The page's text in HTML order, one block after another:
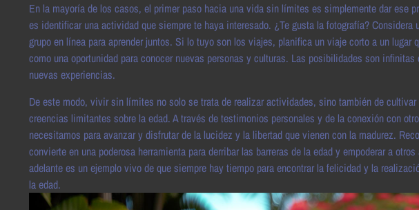
En la mayoría de los casos, el primer paso hacia una vida sin límites es simplemente dar ese
es identificar una actividad que siempre te haya interesado. ¿Te gusta la fotografía? Considera
grupo en línea para aprender juntos. Si lo tuyo son los viajes, planifica un viaje corto a un lugar
como una oportunidad para conocer nuevas personas y culturas. Las posibilidades son
nuevas experiencias.
De este modo, vivir sin límites no solo se trata de realizar actividades, sino también de
creencias limitantes sobre la edad. A través de testimonios personales y de la conexión con
necesitamos para avanzar y disfrutar de la lucidez y la libertad que vienen con la madurez.
convierte en una poderosa herramienta para derribar las barreras de la edad y empoderar a
adelante es un ejemplo vivo de que siempre hay tiempo para encontrar la felicidad y la
la edad.